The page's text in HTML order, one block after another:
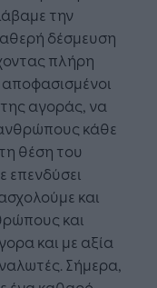
την
δέσμευση
πλήρη
αγοράς, να
κάθε
θέση του
επενδύσει
και
και
και με αξία
Σήμερα,